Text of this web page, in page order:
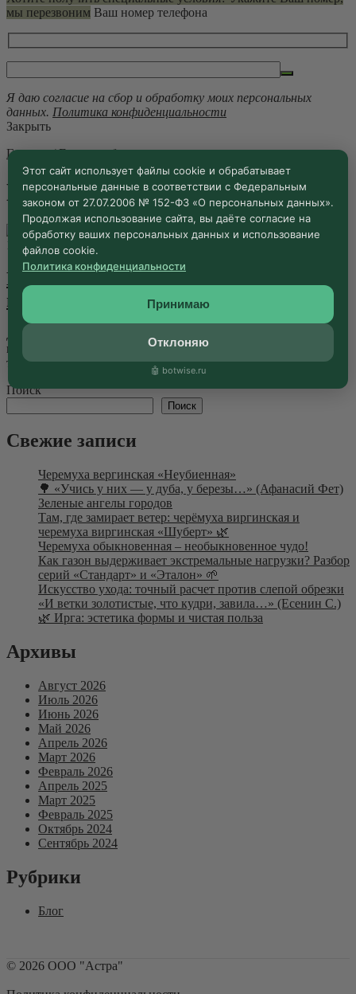
мы перезвоним Ваш номер телефона
Я даю согласие на сбор и обработку моих персональных
данных. Политика конфиденциальности
Закрыть
Главная/Екатеринбург
Екатеринбург
13.03.2026 ·Блог
Евразийский форум 2026:
профессиональная синергия
Для индустрии питомниководства и ландшафтного
проектирования участие в профильных событиях — это не
только обмен актуальными...Далее
Поиск
Поиск
Свежие записи
Черемуха вергинская «Неубиенная»
🌳 «Учись у них — у дуба, у березы…» (Афанасий Фет)
Зеленые ангелы городов
Там, где замирает ветер: черёмуха виргинская и
черемуха виргинская «Шуберт» 🌿
Черемуха обыкновенная – необыкновенное чудо!
Как газон выдерживает экстремальные нагрузки? Разбор
серий «Стандарт» и «Эталон» 🌱
Искусство ухода: точный расчет против слепой обрезки
«И ветки золотистые, что кудри, завила…» (Есенин С.)
🌿 Ирга: эстетика формы и чистая польза
Архивы
Август 2026
Июль 2026
Июнь 2026
Май 2026
Апрель 2026
Март 2026
Февраль 2026
Апрель 2025
Март 2025
Февраль 2025
Октябрь 2024
Сентябрь 2024
Рубрики
Блог
© 2026 ООО "Астра"
Этот сайт использует файлы cookie и обрабатывает
персональные данные в соответствии с Федеральным
законом от 27.07.2006 № 152-ФЗ «О персональных данных».
Продолжая использование сайта, вы даёте согласие на
обработку ваших персональных данных и использование
файлов cookie.
Политика конфиденциальности
Принимаю
Отклоняю
🤖 botwise.ru